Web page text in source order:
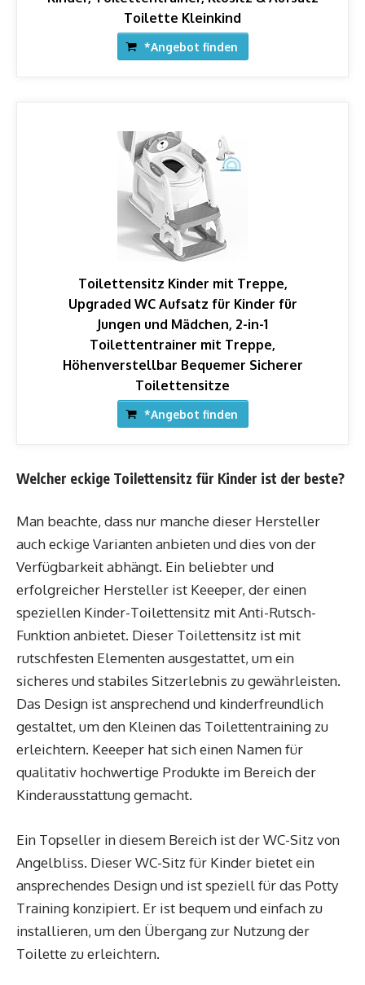
Toilette Kleinkind
*Angebot finden
Toilettensitz Kinder mit Treppe,
Upgraded WC Aufsatz für Kinder für
Jungen und Mädchen, 2-in-1
Toilettentrainer mit Treppe,
Höhenverstellbar Bequemer Sicherer
Toilettensitze
*Angebot finden
Welcher eckige Toilettensitz für Kinder ist der beste?
Man beachte, dass nur manche dieser Hersteller
auch eckige Varianten anbieten und dies von der
Verfügbarkeit abhängt. Ein beliebter und
erfolgreicher Hersteller ist Keeeper, der einen
speziellen Kinder-Toilettensitz mit Anti-Rutsch-
Funktion anbietet. Dieser Toilettensitz ist mit
rutschfesten Elementen ausgestattet, um ein
sicheres und stabiles Sitzerlebnis zu gewährleisten.
Das Design ist ansprechend und kinderfreundlich
gestaltet, um den Kleinen das Toilettentraining zu
erleichtern. Keeeper hat sich einen Namen für
qualitativ hochwertige Produkte im Bereich der
Kinderausstattung gemacht.
Ein Topseller in diesem Bereich ist der WC-Sitz von
Angelbliss. Dieser WC-Sitz für Kinder bietet ein
ansprechendes Design und ist speziell für das Potty
Training konzipiert. Er ist bequem und einfach zu
installieren, um den Übergang zur Nutzung der
Toilette zu erleichtern.